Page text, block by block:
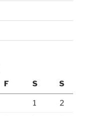
F S S
1 2